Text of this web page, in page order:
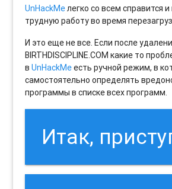
UnHackMeлегко со всем справится
трудную работу во время
И это еще не все. Если после
BIRTHDISCIPLINE.COM какие то
вUnHackMeесть ручной режим, в
самостоятельно определять
программы в списке всех программ.
Итак,